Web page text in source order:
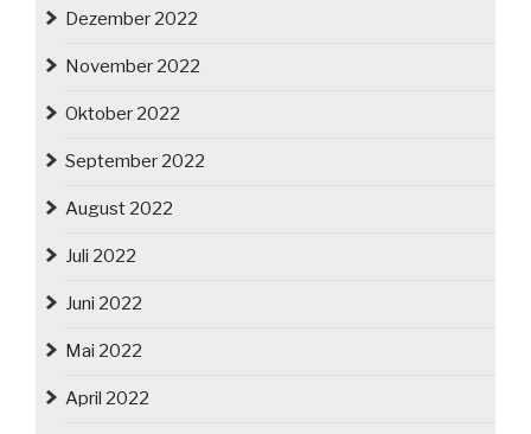
Dezember 2022
November 2022
Oktober 2022
September 2022
August 2022
Juli 2022
Juni 2022
Mai 2022
April 2022